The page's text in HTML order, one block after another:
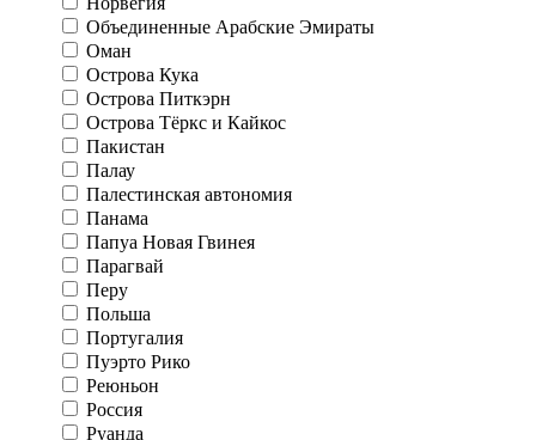
Объединенные Арабские Эмираты
Оман
Острова Кука
Острова Питкэрн
Острова Тёркс и Кайкос
Пакистан
Палау
Палестинская автономия
Панама
Папуа Новая Гвинея
Парагвай
Перу
Польша
Португалия
Пуэрто Рико
Реюньон
Россия
Руанда